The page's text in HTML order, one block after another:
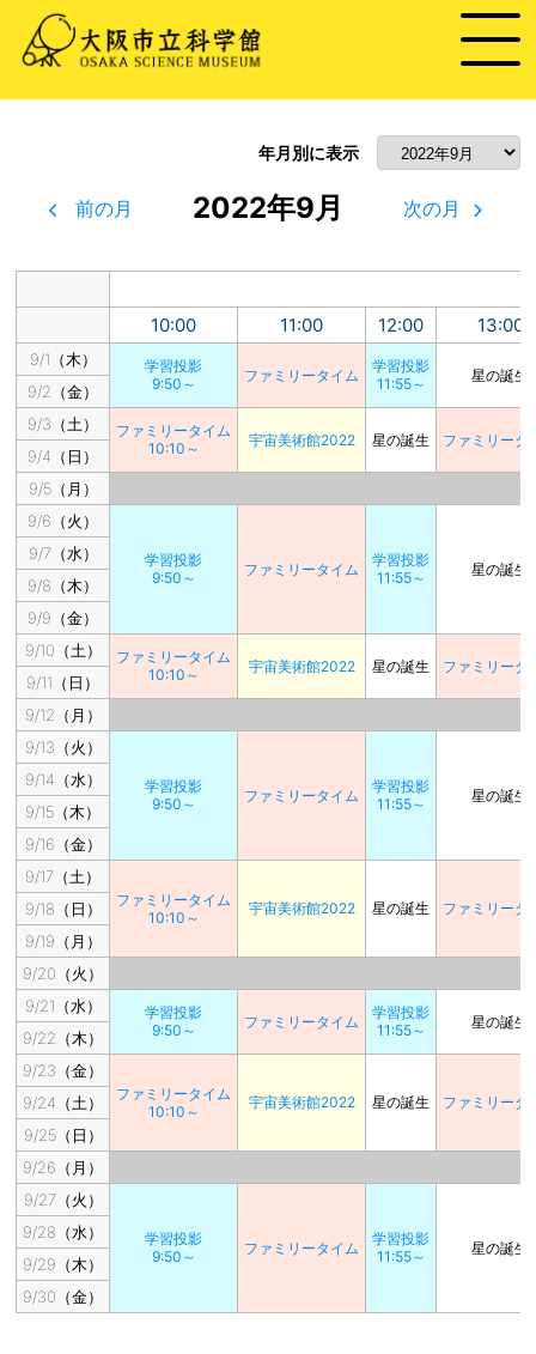
年月別に表示
前の月 2022年9月 次の月
10:00 11:00 12:00 13:00
9/1（木）
学習投影
9:50～
ファミリータイム
学習投影
11:55～
星の誕生
9/2（金）
9/3（土）
ファミリータイム
10:10～
宇宙美術館2022 星の誕生 ファミリータ
9/4（日）
9/5（月）
9/6（火）
学習投影
9:50～
ファミリータイム
学習投影
11:55～
星の誕生
9/7（水）
9/8（木）
9/9（金）
9/10（土）
ファミリータイム
10:10～
宇宙美術館2022 星の誕生 ファミリータ
9/11（日）
9/12（月）
9/13（火）
学習投影
9:50～
ファミリータイム
学習投影
11:55～
星の誕生
9/14（水）
9/15（木）
9/16（金）
9/17（土）
ファミリータイム
10:10～
宇宙美術館2022 星の誕生 ファミリータ
9/18（日）
9/19（月）
9/20（火）
9/21（水）
学習投影
9:50～
ファミリータイム
学習投影
11:55～
星の誕生
9/22（木）
9/23（金）
ファミリータイム
10:10～
宇宙美術館2022 星の誕生 ファミリータ
9/24（土）
9/25（日）
9/26（月）
9/27（火）
学習投影
9:50～
ファミリータイム
学習投影
11:55～
星の誕生
9/28（水）
9/29（木）
9/30（金）